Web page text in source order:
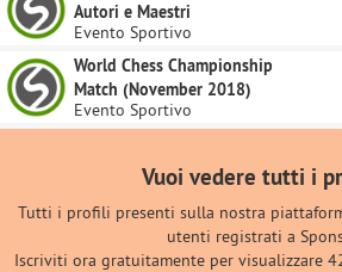
Autori e Maestri
Evento Sportivo
World Chess Championship
Match (November 2018)
Evento Sportivo
Vuoi vedere tutti i
Tutti i profili presenti sulla nostra
utenti registrati a
Iscriviti ora gratuitamente per visualizzare